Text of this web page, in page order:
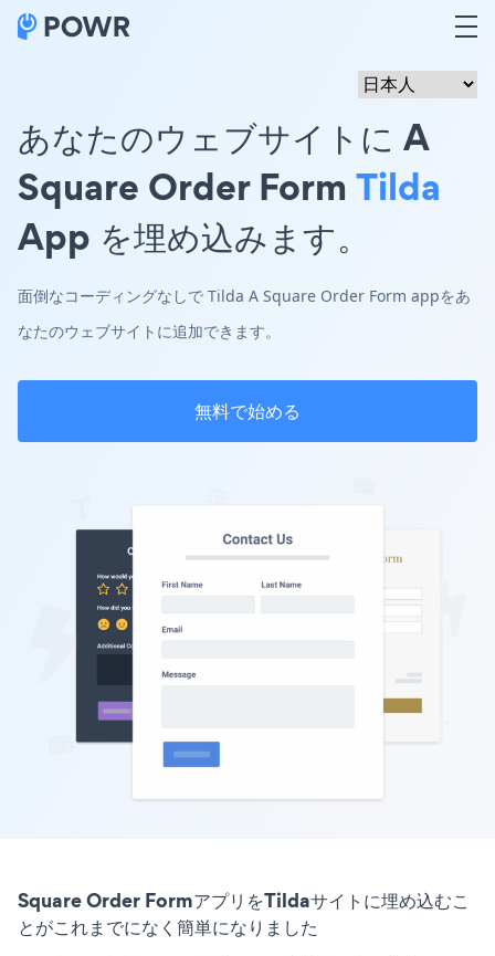
あなたのウェブサイトに A
Square Order Form Tilda
App を埋め込みます。
面倒なコーディングなしで Tilda A Square Order Form appをあ
なたのウェブサイトに追加できます。
無料で始める
Square Order FormアプリをTildaサイトに埋め込むこ
とがこれまでになく簡単になりました